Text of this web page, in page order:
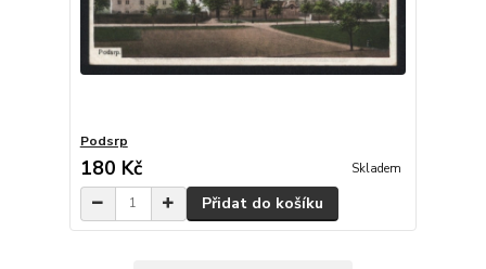
Podsrp
180 Kč Skladem
Přidat do košíku